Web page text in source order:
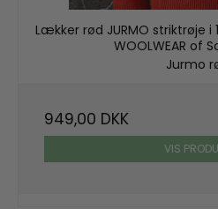
Lækker rød JURMO striktrøje i
WOOLWEAR of
Jurmo
949,00 DKK
VIS